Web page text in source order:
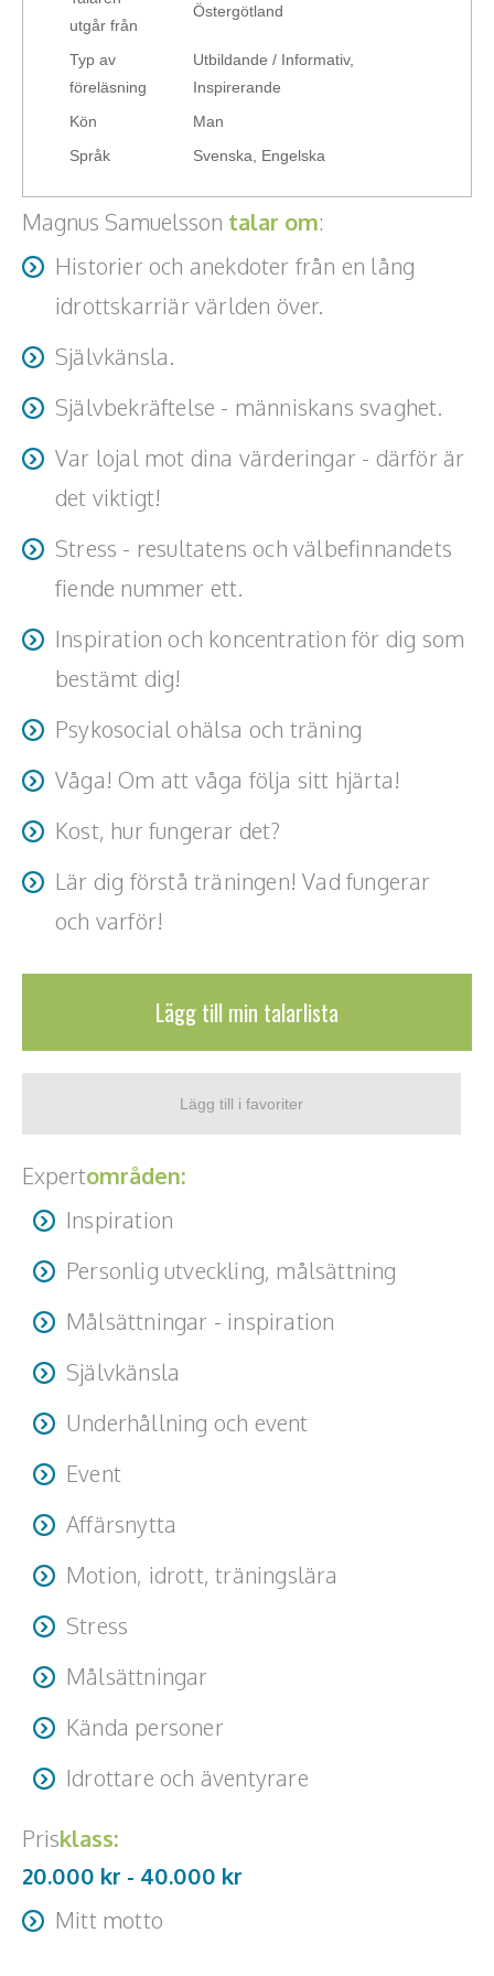
Hälsa, friskvård
Innovation, kreativitet, entreprenörskap,
intraprenörskap
Kommunikation och media
Ledarskap, medarbetarskap, HR
Miljö, hållbar utveckling
Målsättning, motivation, attityd
Mångfald och integration
Omvärld, politik, juridik
Pedagogik, skola, föräldraskap
Teamwork, teambuilding, relationer
Vård, omsorg, beroende
Alla talare
utgår från
Östergötland
Typ av
föreläsning
Utbildande / Informativ,
Inspirerande
Kön
Man
Språk
Svenska, Engelska
Magnus Samuelsson talar om:
Historier och anekdoter från en lång
idrottskarriär världen över.
Självkänsla.
Självbekräftelse - människans svaghet.
Var lojal mot dina värderingar - därför är
det viktigt!
Stress - resultatens och välbefinnandets
fiende nummer ett.
Inspiration och koncentration för dig som
bestämt dig!
Psykosocial ohälsa och träning
Våga! Om att våga följa sitt hjärta!
Kost, hur fungerar det?
Lär dig förstå träningen! Vad fungerar
och varför!
Lägg till min talarlista
Expertområden:
Inspiration
Personlig utveckling, målsättning
Målsättningar - inspiration
Självkänsla
Underhållning och event
Event
Affärsnytta
Motion, idrott, träningslära
Stress
Målsättningar
Kända personer
Idrottare och äventyrare
Prisklass:
20.000 kr - 40.000 kr
Mitt motto